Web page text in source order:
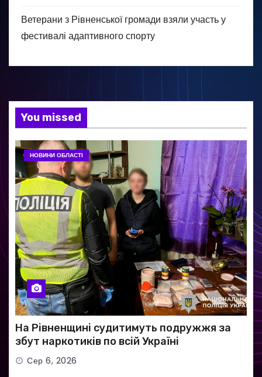
Ветерани з Рівненської громади взяли участь у
фестивалі адаптивного спорту
You missed
НОВИНИ ОБЛАСТІ
На Рівненщині судитимуть подружжя за
збут наркотиків по всій Україні
Сер 6, 2026